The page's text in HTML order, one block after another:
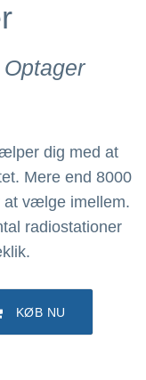
dig med at
Mere end 8000
at vælge imellem.
radiostationer
KØB NU